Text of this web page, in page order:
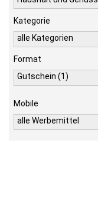
Kategorie
alle Kategorien
Format
Gutschein (1)
Mobile
alle Werbemittel